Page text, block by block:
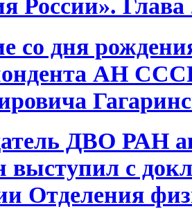
России». Глава
со дня
АН
ДВО РАН
выступил с
Отделения